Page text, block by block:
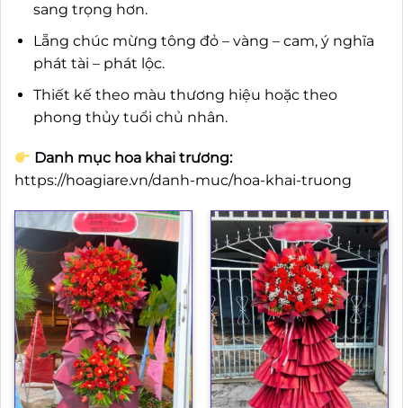
sang trọng hơn.
Lẵng chúc mừng tông đỏ – vàng – cam, ý nghĩa
phát tài – phát lộc.
Thiết kế theo màu thương hiệu hoặc theo
phong thủy tuổi chủ nhân.
Danh mục hoa khai trương:
https://hoagiare.vn/danh-muc/hoa-khai-truong